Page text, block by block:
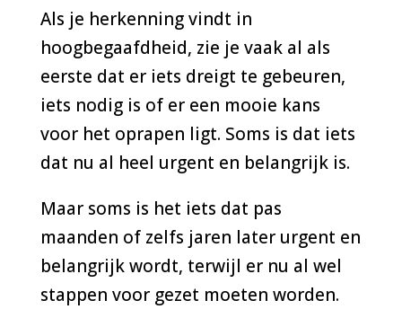
Als je herkenning vindt in
hoogbegaafdheid, zie je vaak al als
eerste dat er iets dreigt te gebeuren,
iets nodig is of er een mooie kans
voor het oprapen ligt. Soms is dat iets
dat nu al heel urgent en belangrijk is.
Maar soms is het iets dat pas
maanden of zelfs jaren later urgent en
belangrijk wordt, terwijl er nu al wel
stappen voor gezet moeten worden.